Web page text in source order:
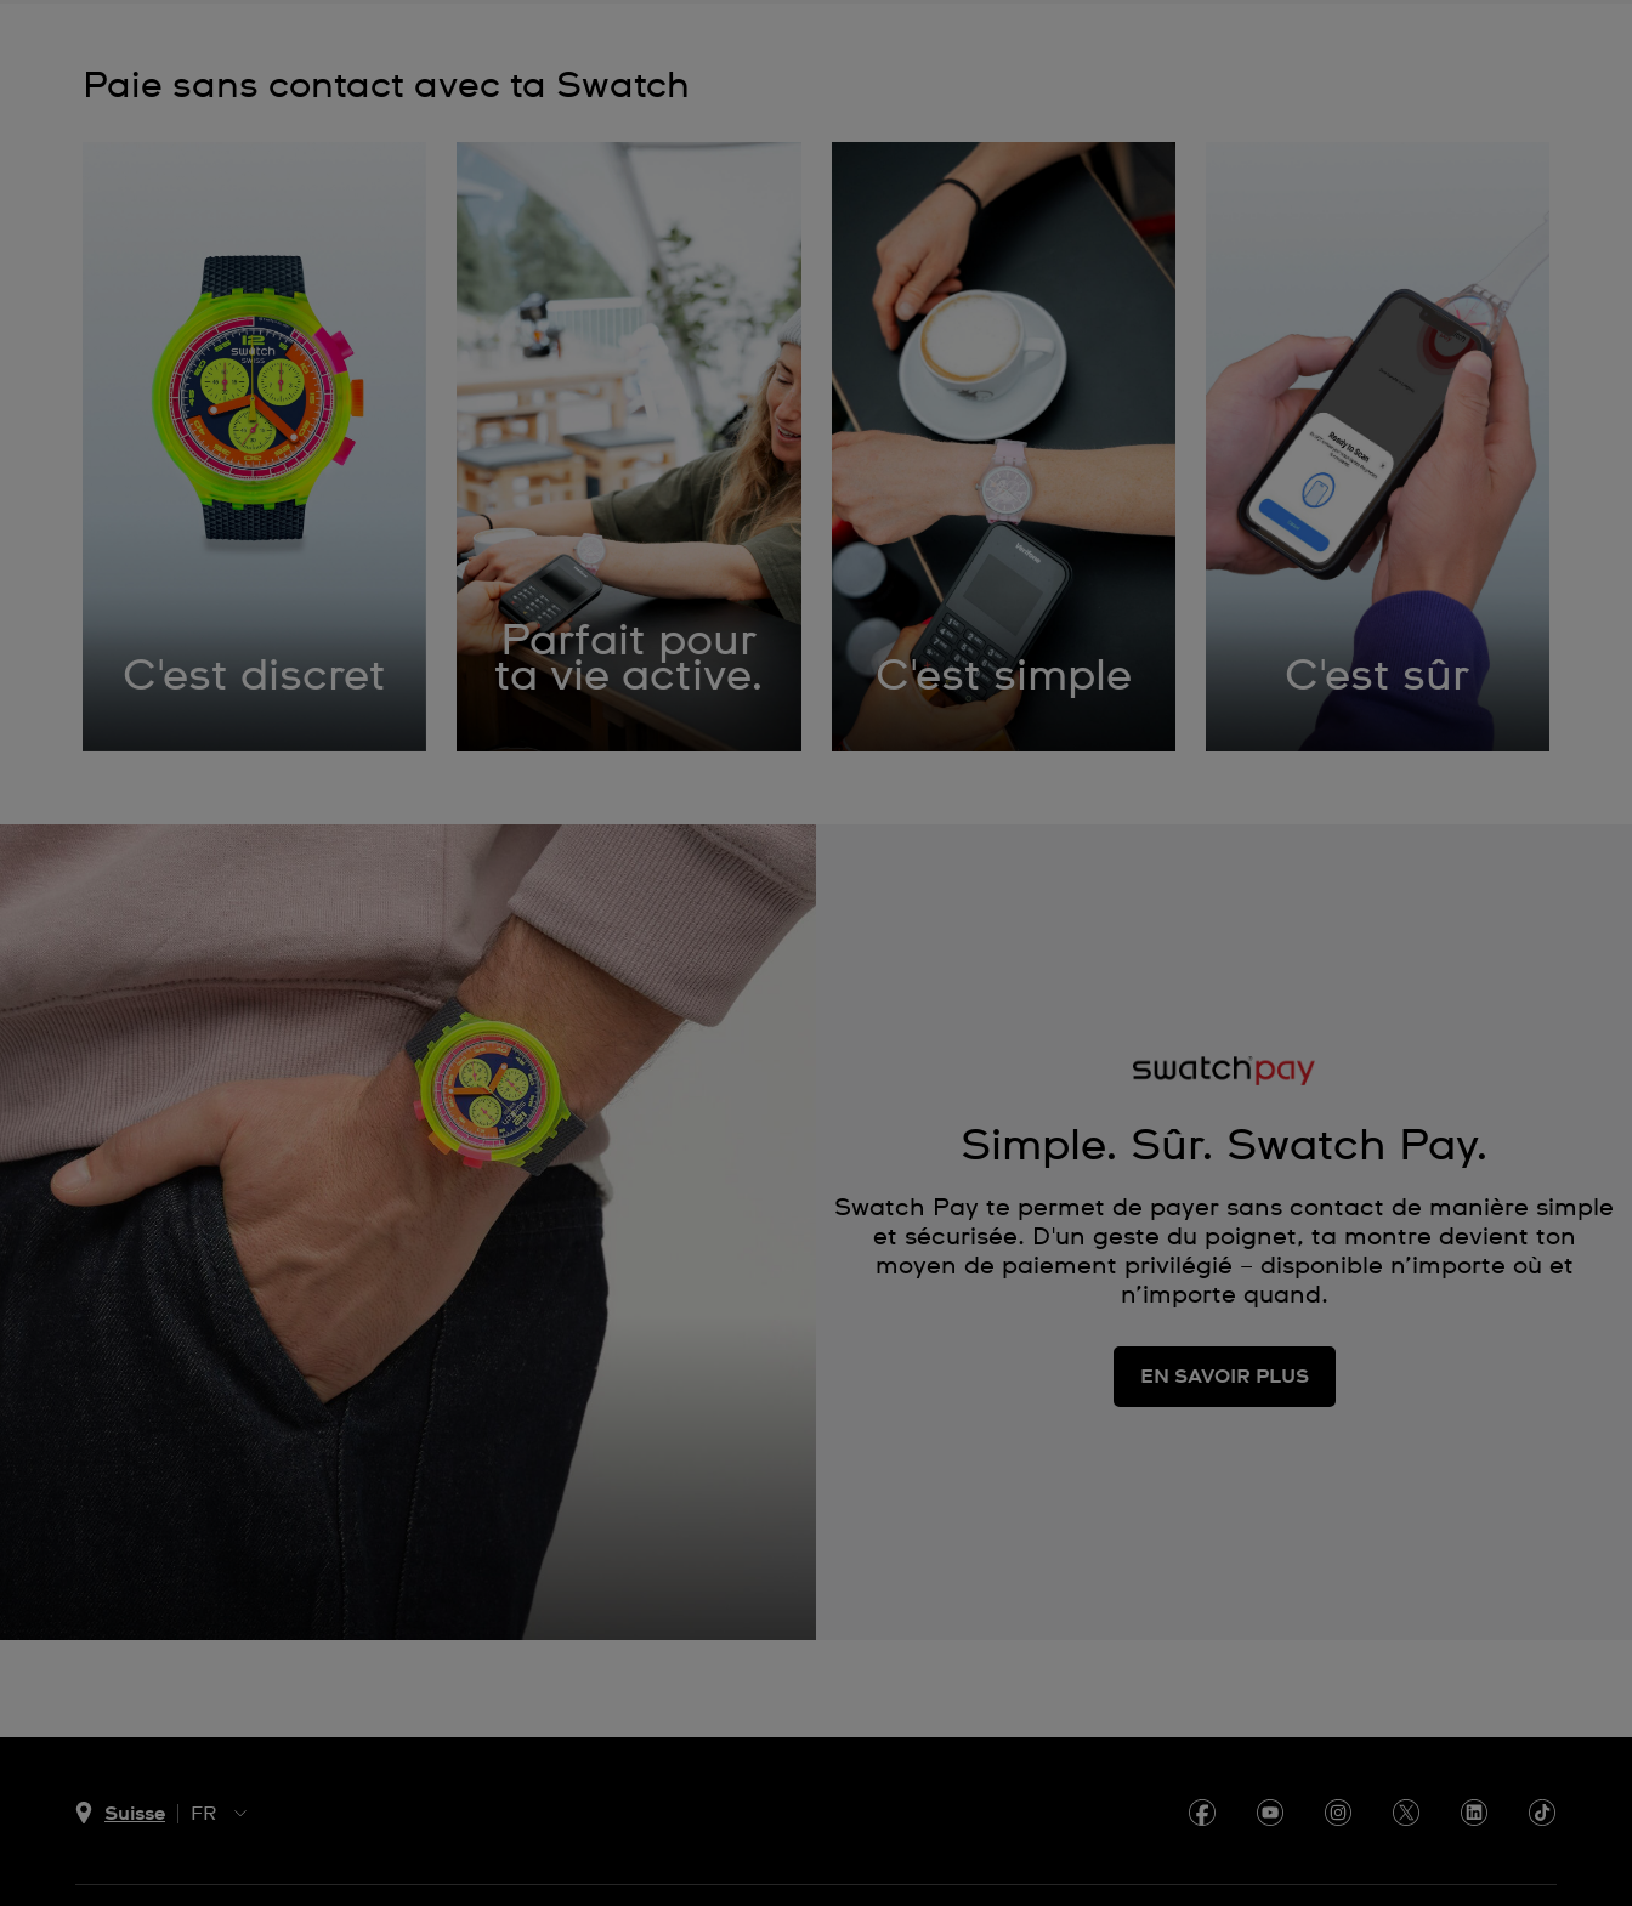
Paie sans contact avec ta Swatch
C'est discret
Parfait pour
ta vie active.
C'est simple C'est sûr
Simple. Sûr. Swatch Pay.
Swatch Pay te permet de payer sans contact de manière simple
et sécurisée. D'un geste du poignet, ta montre devient ton
moyen de paiement privilégié – disponible n’importe où et
n’importe quand.
EN SAVOIR PLUS
Suisse
FR
DE